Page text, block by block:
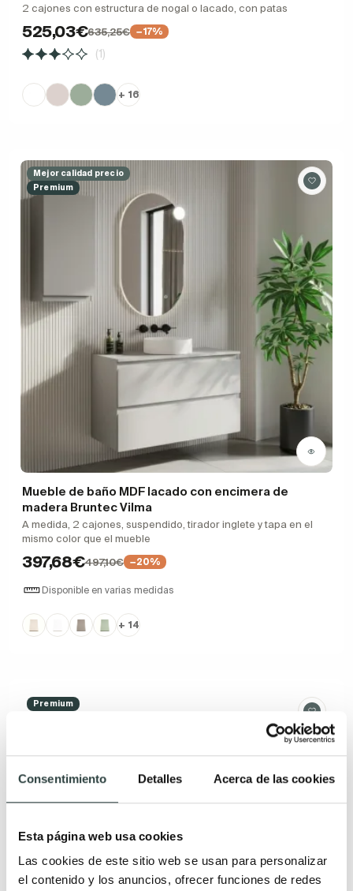
Consentimiento Detalles Acerca de las cookies
Esta página web usa cookies
Las cookies de este sitio web se usan para personalizar
el contenido y los anuncios, ofrecer funciones de redes
2 cajones con estructura de nogal o lacado, con patas
525,03€635,25€ −17%
(1)
+ 16
Mejor calidad precio
Premium
Mueble de baño MDF lacado con encimera de
madera Bruntec Vilma
A medida, 2 cajones, suspendido, tirador inglete y tapa en el
mismo color que el mueble
397,68€497,10€ −20%
Disponible en varias medidas
+ 14
Premium